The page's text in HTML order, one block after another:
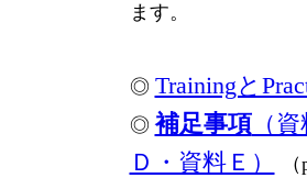
ます。
◎ Trainingと
◎補足事項（資
Ｄ・資料Ｅ）